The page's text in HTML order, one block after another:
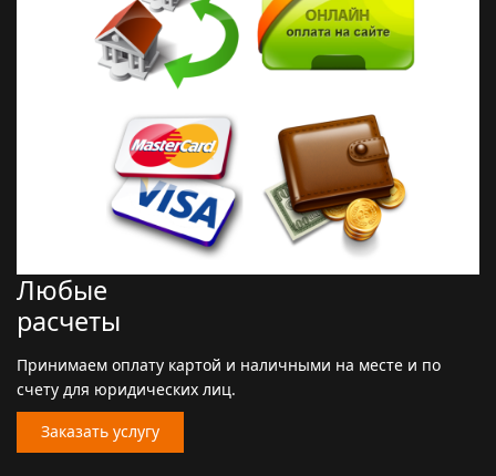
Любые
расчеты
Принимаем оплату картой и наличными на месте и по
счету для юридических лиц.
Заказать услугу